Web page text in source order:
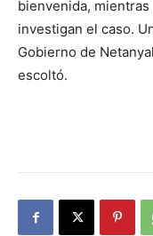
bienvenida,
investigan el caso.
Gobierno de
escoltó.